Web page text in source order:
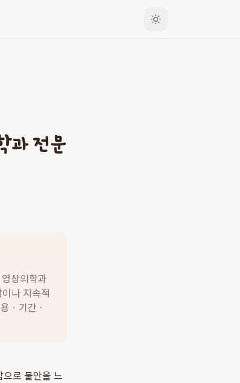
과 전문
상의학과
나 지속적
ㆍ기간ㆍ
로 불안을 느